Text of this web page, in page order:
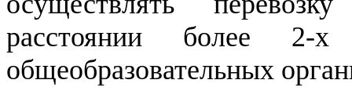
расстоянии более
общеобразовательных